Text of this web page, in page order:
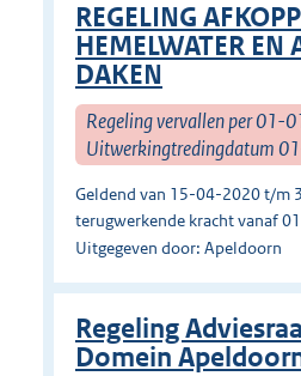
REGELING
HEMELWATER EN
DAKEN
Regeling vervallen per 01-
Uitwerkingtredingdatum
Geldend van 15-04-2020 t/m
terugwerkende kracht vanaf
Uitgegeven door: Apeldoorn
Regeling
Domein